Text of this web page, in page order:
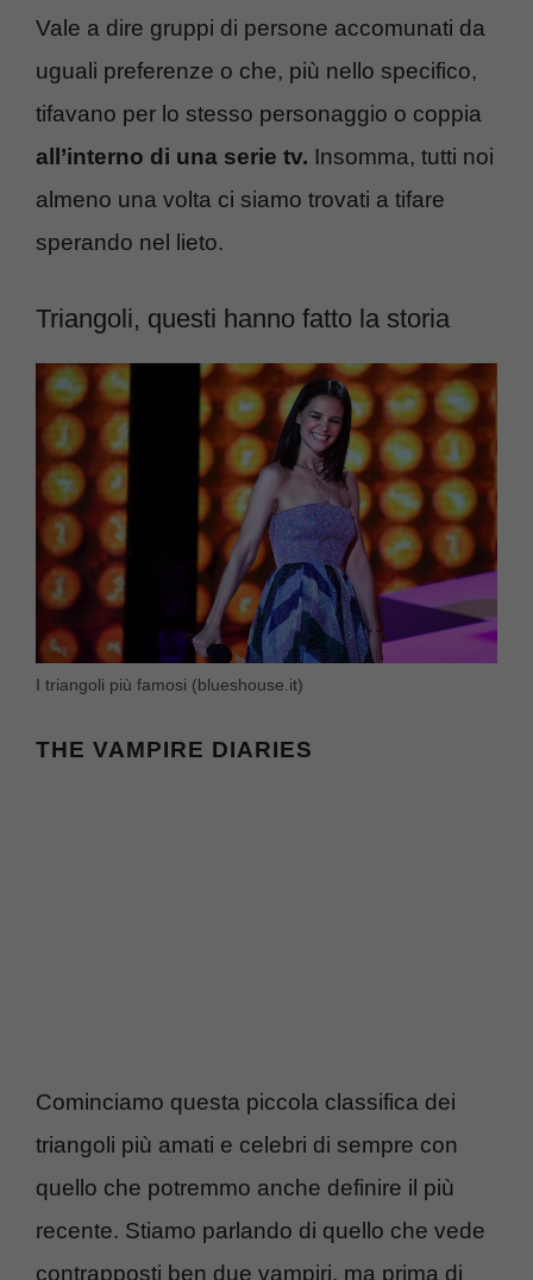
Vale a dire gruppi di persone accomunati da
uguali preferenze o che, più nello specifico,
tifavano per lo stesso personaggio o coppia
all’interno di una serie tv. Insomma, tutti noi
almeno una volta ci siamo trovati a tifare
sperando nel lieto.
Triangoli, questi hanno fatto la storia
I triangoli più famosi (blueshouse.it)
THE VAMPIRE DIARIES
Cominciamo questa piccola classifica dei
triangoli più amati e celebri di sempre con
quello che potremmo anche definire il più
recente. Stiamo parlando di quello che vede
contrapposti ben due vampiri, ma prima di